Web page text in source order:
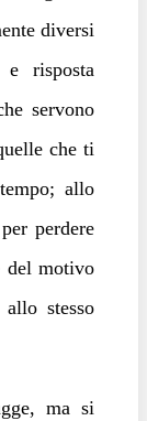
diversi
risposta
servono
che ti
allo
perdere
del motivo
stesso
ma si